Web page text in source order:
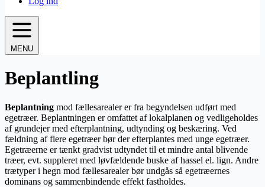
MENU
Beplantling
Beplantning mod fællesarealer er fra begyndelsen udført med
egetræer. Beplantningen er omfattet af lokalplanen og vedligeholdes
af grundejer med efterplantning, udtynding og beskæring. Ved
fældning af flere egetræer bør der efterplantes med unge egetræer.
Egetræerne er tænkt gradvist udtyndet til et mindre antal blivende
træer, evt. suppleret med løvfældende buske af hassel el. lign. Andre
trætyper i hegn mod fællesarealer bør undgås så egetræernes
dominans og sammenbindende effekt fastholdes.